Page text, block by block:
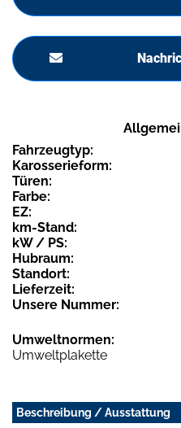
Fahrzeugtyp:
Karosserieform:
Türen:
Farbe:
EZ:
km-Stand:
kW / PS:
Hubraum:
Standort:
Lieferzeit:
Unsere Nummer:
Umweltnormen:
Umweltplakette
Beschreibung / Ausstattung